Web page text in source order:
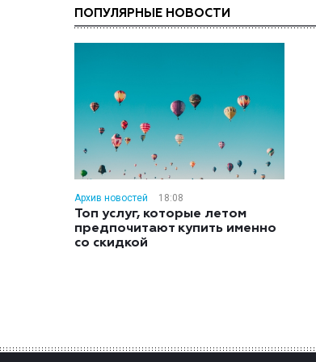
ПОПУЛЯРНЫЕ НОВОСТИ
Архив новостей 18:08
Топ услуг, которые летом
предпочитают купить именно
со скидкой